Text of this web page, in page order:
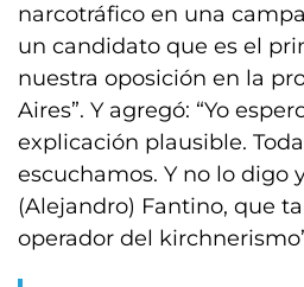
narcotráfico en una
un candidato que es el
nuestra oposición en la
Aires”. Y agregó: “Yo
explicación plausible.
escuchamos. Y no lo digo
(Alejandro) Fantino, que
operador del